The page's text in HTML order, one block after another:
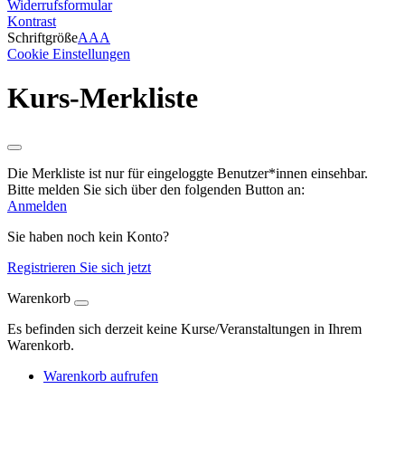
Widerrufsformular
Kontrast
SchriftgrößeAAA
Cookie Einstellungen
Kurs-Merkliste
Die Merkliste ist nur für eingeloggte Benutzer*innen einsehbar.
Bitte melden Sie sich über den folgenden Button an:
Anmelden
Sie haben noch kein Konto?
Registrieren Sie sich jetzt
Warenkorb
Es befinden sich derzeit keine Kurse/Veranstaltungen in Ihrem
Warenkorb.
Warenkorb aufrufen